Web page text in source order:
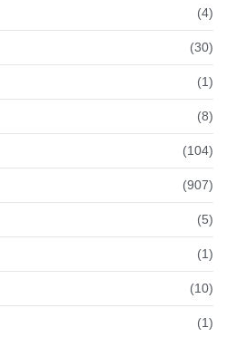
(4)
(30)
(1)
(8)
(104)
(907)
(5)
(1)
(10)
(1)